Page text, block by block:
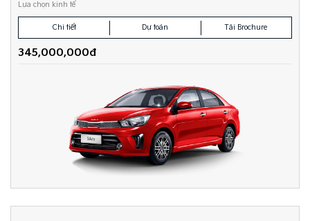
Lựa chọn kinh tế
Chi tiết Dự toán Tải Brochure
345,000,000đ